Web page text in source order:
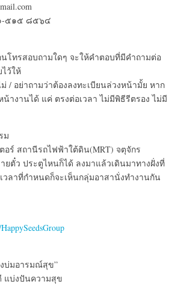
-๕๑๕ ๘๕๖๔
โทรสอบถามใดๆ จะให้คำตอบที่มีคำถามต่อ
ว้ให้
/ อย่าถามว่าต้องลงทะเบียนล่วงหน้ามั้ย หาก
น้างานได้ แค่ ตรงต่อเวลา ไม่มีพิธีรีตรอง ไม่มี
ม
อร์ สถานีรถไฟฟ้าใต้ดิน(MRT) จตุจักร
ตั๋ว ประตูไหนก็ได้ ลงมาแล้วเดินมาทางฝั่งที่
วลาที่กำหนดก็จะเห็นกลุ่มอาสานั่งทำงานกัน
งบ่มอารมณ์สุข”
แบ่งปันความสุข